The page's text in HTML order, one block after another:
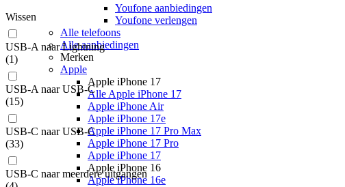
Youfone aanbiedingen
Youfone verlengen
Alle telefoons
Alle aanbiedingen
Merken
Apple
Apple iPhone 17
Alle Apple iPhone 17
Apple iPhone Air
Apple iPhone 17e
Apple iPhone 17 Pro Max
Apple iPhone 17 Pro
Apple iPhone 17
Apple iPhone 16
Apple iPhone 16e
Wissen
USB-A naar Lightning
(1)
USB-A naar USB-C
(15)
USB-C naar USB-C
(33)
USB-C naar meerdere uitgangen